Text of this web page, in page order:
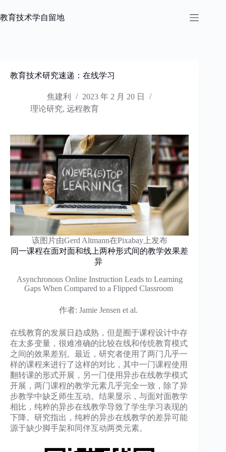
过
教育技术学自留地
教育技术研究速递：在线学习
焦建利
2023 年 2 月 20 日
理论研究, 远程教育
该图片由Gerd Altmann在Pixabay上发布
同一课程在面对面和线上两种形式间的教学效果差
异
Asynchronous Online Instruction Leads to Learning
Gaps When Compared to a Flipped Classroom
作者: Jamie Jensen et al.
在线教育的发展日趋成熟，但是囿于课程设计中存
在太多变量，很难准确的比较在线和传统教育模式
之间的效果差别。最近，研究者使用了两门几乎一
样的课程来进行了这样的对比，其中一门课程使用
翻转课的形式开展，另一门使用异步在线教学模式
开展，两门课程的教学元素几乎完全一致，除了异
步教学中缺乏师生互动。结果显示，与面对面教学
相比，纯粹的异步在线教学导致了学生学习表现的
下降。研究指出，纯粹的异步在线教学的差异可能
源于缺少脚手架和同伴互动两类元素。